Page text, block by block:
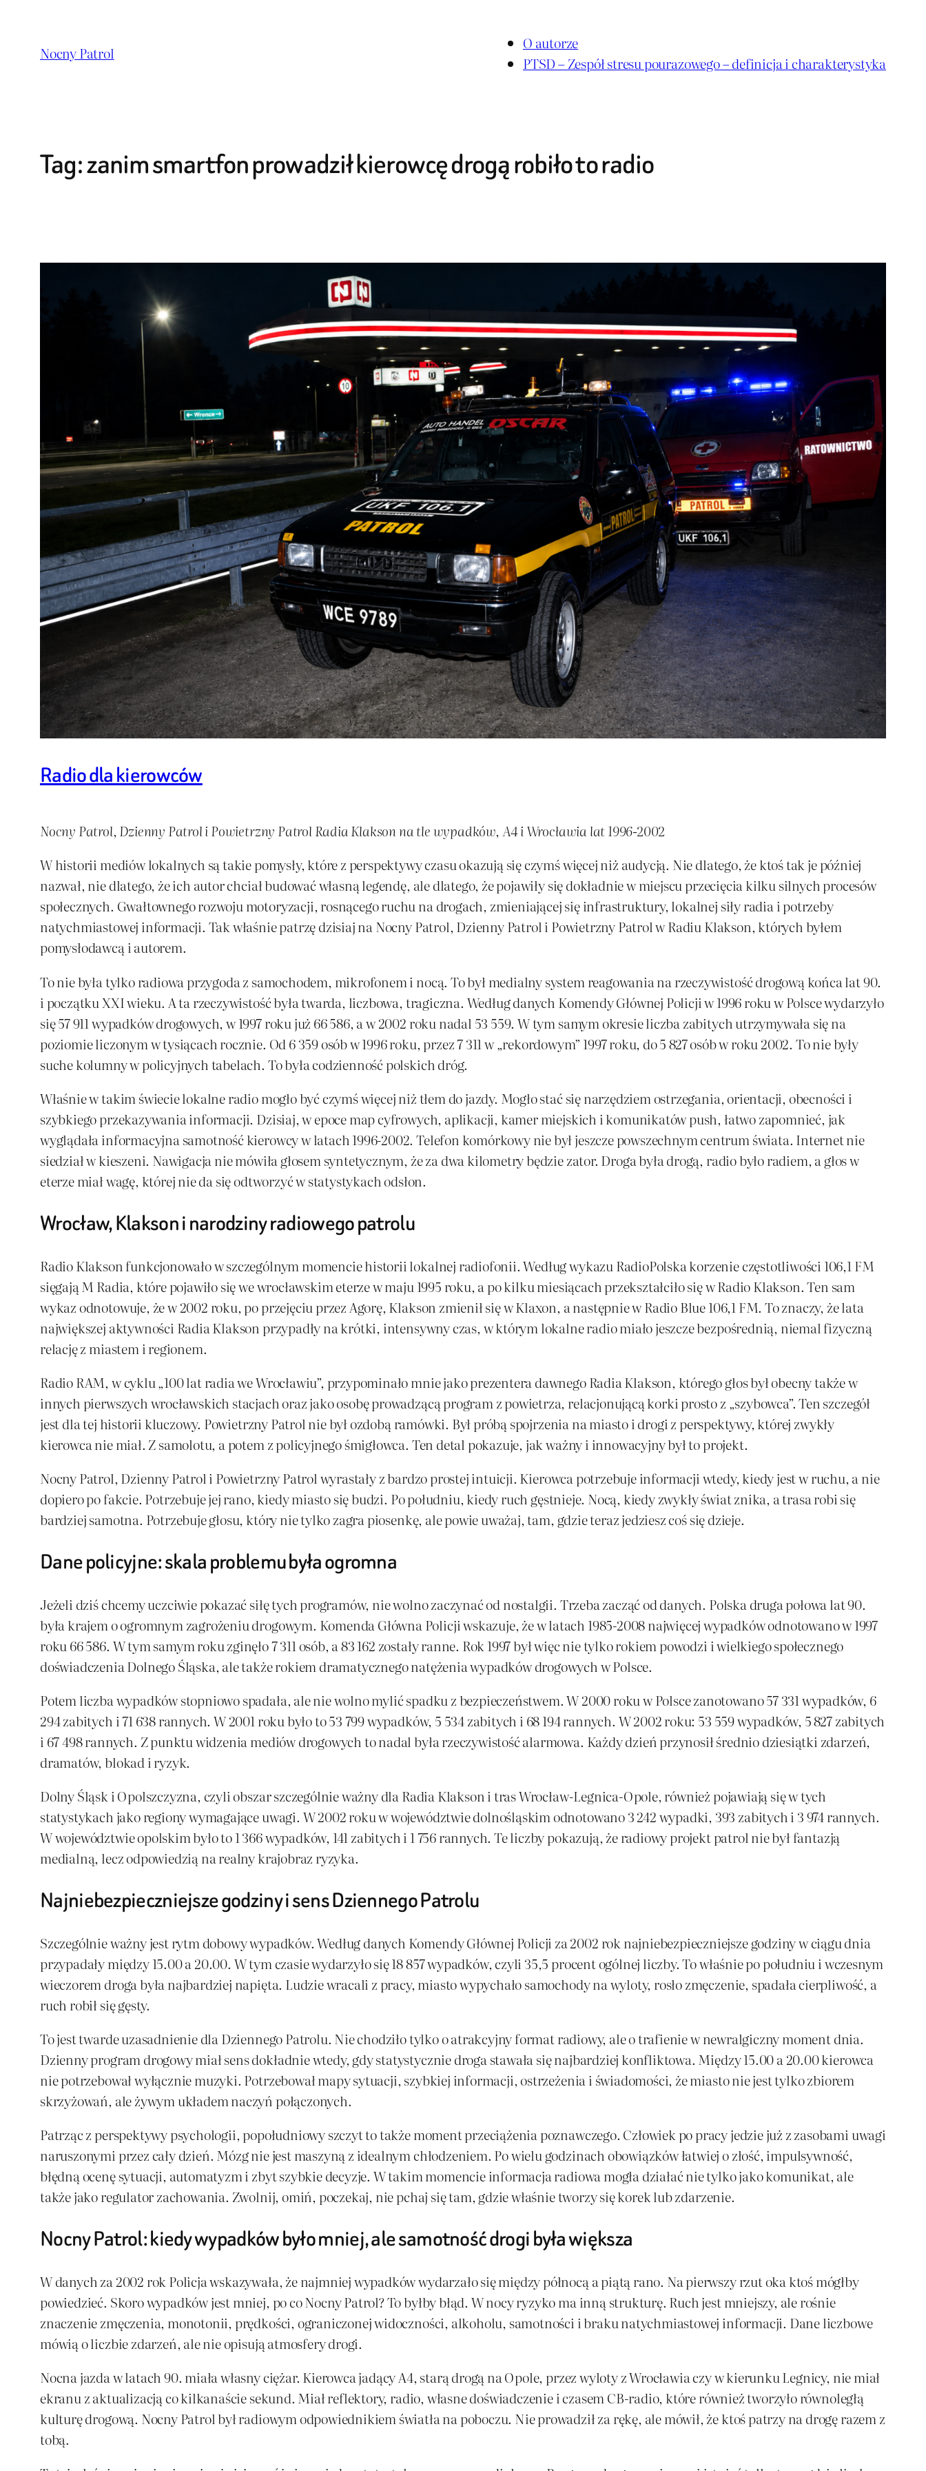
Nocny Patrol
O autorze
PTSD – Zespół stresu pourazowego – definicja i charakterystyka
Tag:zanim smartfon prowadził kierowcę drogą robiło to radio
Radio dla kierowców
Nocny Patrol, Dzienny Patrol i Powietrzny Patrol Radia Klakson na tle wypadków, A4 i Wrocławia lat 1996-2002
W historii mediów lokalnych są takie pomysły, które z perspektywy czasu okazują się czymś więcej niż audycją. Nie dlatego, że ktoś tak je później
nazwał, nie dlatego, że ich autor chciał budować własną legendę, ale dlatego, że pojawiły się dokładnie w miejscu przecięcia kilku silnych procesów
społecznych. Gwałtownego rozwoju motoryzacji, rosnącego ruchu na drogach, zmieniającej się infrastruktury, lokalnej siły radia i potrzeby
natychmiastowej informacji. Tak właśnie patrzę dzisiaj na Nocny Patrol, Dzienny Patrol i Powietrzny Patrol w Radiu Klakson, których byłem
pomysłodawcą i autorem.
To nie była tylko radiowa przygoda z samochodem, mikrofonem i nocą. To był medialny system reagowania na rzeczywistość drogową końca lat 90.
i początku XXI wieku. A ta rzeczywistość była twarda, liczbowa, tragiczna. Według danych Komendy Głównej Policji w 1996 roku w Polsce wydarzyło
się 57 911 wypadków drogowych, w 1997 roku już 66 586, a w 2002 roku nadal 53 559. W tym samym okresie liczba zabitych utrzymywała się na
poziomie liczonym w tysiącach rocznie. Od 6 359 osób w 1996 roku, przez 7 311 w „rekordowym” 1997 roku, do 5 827 osób w roku 2002. To nie były
suche kolumny w policyjnych tabelach. To była codzienność polskich dróg.
Właśnie w takim świecie lokalne radio mogło być czymś więcej niż tłem do jazdy. Mogło stać się narzędziem ostrzegania, orientacji, obecności i
szybkiego przekazywania informacji. Dzisiaj, w epoce map cyfrowych, aplikacji, kamer miejskich i komunikatów push, łatwo zapomnieć, jak
wyglądała informacyjna samotność kierowcy w latach 1996-2002. Telefon komórkowy nie był jeszcze powszechnym centrum świata. Internet nie
siedział w kieszeni. Nawigacja nie mówiła głosem syntetycznym, że za dwa kilometry będzie zator. Droga była drogą, radio było radiem, a głos w
eterze miał wagę, której nie da się odtworzyć w statystykach odsłon.
Wrocław, Klakson i narodziny radiowego patrolu
Radio Klakson funkcjonowało w szczególnym momencie historii lokalnej radiofonii. Według wykazu RadioPolska korzenie częstotliwości 106,1 FM
sięgają M Radia, które pojawiło się we wrocławskim eterze w maju 1995 roku, a po kilku miesiącach przekształciło się w Radio Klakson. Ten sam
wykaz odnotowuje, że w 2002 roku, po przejęciu przez Agorę, Klakson zmienił się w Klaxon, a następnie w Radio Blue 106,1 FM. To znaczy, że lata
największej aktywności Radia Klakson przypadły na krótki, intensywny czas, w którym lokalne radio miało jeszcze bezpośrednią, niemal fizyczną
relację z miastem i regionem.
Radio RAM, w cyklu „100 lat radia we Wrocławiu”, przypominało mnie jako prezentera dawnego Radia Klakson, którego głos był obecny także w
innych pierwszych wrocławskich stacjach oraz jako osobę prowadzącą program z powietrza, relacjonującą korki prosto z „szybowca”. Ten szczegół
jest dla tej historii kluczowy. Powietrzny Patrol nie był ozdobą ramówki. Był próbą spojrzenia na miasto i drogi z perspektywy, której zwykły
kierowca nie miał. Z samolotu, a potem z policyjnego śmigłowca. Ten detal pokazuje, jak ważny i innowacyjny był to projekt.
Nocny Patrol, Dzienny Patrol i Powietrzny Patrol wyrastały z bardzo prostej intuicji. Kierowca potrzebuje informacji wtedy, kiedy jest w ruchu, a nie
dopiero po fakcie. Potrzebuje jej rano, kiedy miasto się budzi. Po południu, kiedy ruch gęstnieje. Nocą, kiedy zwykły świat znika, a trasa robi się
bardziej samotna. Potrzebuje głosu, który nie tylko zagra piosenkę, ale powie uważaj, tam, gdzie teraz jedziesz coś się dzieje.
Dane policyjne: skala problemu była ogromna
Jeżeli dziś chcemy uczciwie pokazać siłę tych programów, nie wolno zaczynać od nostalgii. Trzeba zacząć od danych. Polska druga połowa lat 90.
była krajem o ogromnym zagrożeniu drogowym. Komenda Główna Policji wskazuje, że w latach 1985-2008 najwięcej wypadków odnotowano w 1997
roku 66 586. W tym samym roku zginęło 7 311 osób, a 83 162 zostały ranne. Rok 1997 był więc nie tylko rokiem powodzi i wielkiego społecznego
doświadczenia Dolnego Śląska, ale także rokiem dramatycznego natężenia wypadków drogowych w Polsce.
Potem liczba wypadków stopniowo spadała, ale nie wolno mylić spadku z bezpieczeństwem. W 2000 roku w Polsce zanotowano 57 331 wypadków, 6
294 zabitych i 71 638 rannych. W 2001 roku było to 53 799 wypadków, 5 534 zabitych i 68 194 rannych. W 2002 roku: 53 559 wypadków, 5 827 zabitych
i 67 498 rannych. Z punktu widzenia mediów drogowych to nadal była rzeczywistość alarmowa. Każdy dzień przynosił średnio dziesiątki zdarzeń,
dramatów, blokad i ryzyk.
Dolny Śląsk i Opolszczyzna, czyli obszar szczególnie ważny dla Radia Klakson i tras Wrocław-Legnica-Opole, również pojawiają się w tych
statystykach jako regiony wymagające uwagi. W 2002 roku w województwie dolnośląskim odnotowano 3 242 wypadki, 393 zabitych i 3 974 rannych.
W województwie opolskim było to 1 366 wypadków, 141 zabitych i 1 756 rannych. Te liczby pokazują, że radiowy projekt patrol nie był fantazją
medialną, lecz odpowiedzią na realny krajobraz ryzyka.
Najniebezpieczniejsze godziny i sens Dziennego Patrolu
Szczególnie ważny jest rytm dobowy wypadków. Według danych Komendy Głównej Policji za 2002 rok najniebezpieczniejsze godziny w ciągu dnia
przypadały między 15.00 a 20.00. W tym czasie wydarzyło się 18 857 wypadków, czyli 35,5 procent ogólnej liczby. To właśnie po południu i wczesnym
wieczorem droga była najbardziej napięta. Ludzie wracali z pracy, miasto wypychało samochody na wyloty, rosło zmęczenie, spadała cierpliwość, a
ruch robił się gęsty.
To jest twarde uzasadnienie dla Dzien­nego Patrolu. Nie chodziło tylko o atrakcyjny format radiowy, ale o trafienie w newralgiczny moment dnia.
Dzienny program drogowy miał sens dokładnie wtedy, gdy statystycznie droga stawała się najbardziej konfliktowa. Między 15.00 a 20.00 kierowca
nie potrzebował wyłącznie muzyki. Potrzebował mapy sytuacji, szybkiej informacji, ostrzeżenia i świadomości, że miasto nie jest tylko zbiorem
skrzyżowań, ale żywym układem naczyń połączonych.
Patrząc z perspektywy psychologii, popołudniowy szczyt to także moment przeciążenia poznawczego. Człowiek po pracy jedzie już z zasobami uwagi
naruszonymi przez cały dzień. Mózg nie jest maszyną z idealnym chłodzeniem. Po wielu godzinach obowiązków łatwiej o złość, impulsywność,
błędną ocenę sytuacji, automatyzm i zbyt szybkie decyzje. W takim momencie informacja radiowa mogła działać nie tylko jako komunikat, ale
także jako regulator zachowania. Zwolnij, omiń, poczekaj, nie pchaj się tam, gdzie właśnie tworzy się korek lub zdarzenie.
Nocny Patrol: kiedy wypadków było mniej, ale samotność drogi była większa
W danych za 2002 rok Policja wskazywała, że najmniej wypadków wydarzało się między północą a piątą rano. Na pierwszy rzut oka ktoś mógłby
powiedzieć. Skoro wypadków jest mniej, po co Nocny Patrol? To byłby błąd. W nocy ryzyko ma inną strukturę. Ruch jest mniejszy, ale rośnie
znaczenie zmęczenia, monotonii, prędkości, ograniczonej widoczności, alkoholu, samotności i braku natychmiastowej informacji. Dane liczbowe
mówią o liczbie zdarzeń, ale nie opisują atmosfery drogi.
Nocna jazda w latach 90. miała własny ciężar. Kierowca jadący A4, starą drogą na Opole, przez wyloty z Wrocławia czy w kierunku Legnicy, nie miał
ekranu z aktualizacją co kilkanaście sekund. Miał reflektory, radio, własne doświadczenie i czasem CB-radio, które również tworzyło równoległą
kulturę drogową. Nocny Patrol był radiowym odpowiednikiem światła na poboczu. Nie prowadził za rękę, ale mówił, że ktoś patrzy na drogę razem z
tobą.